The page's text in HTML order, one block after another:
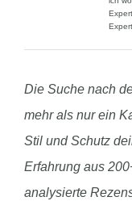
Die Suche nach
mehr als nur ein
Stil und Schutz
Erfahrung aus
analysierte